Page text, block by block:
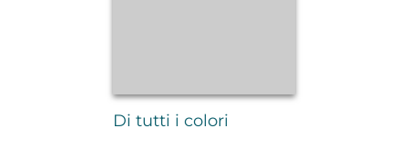
Di tutti i colori